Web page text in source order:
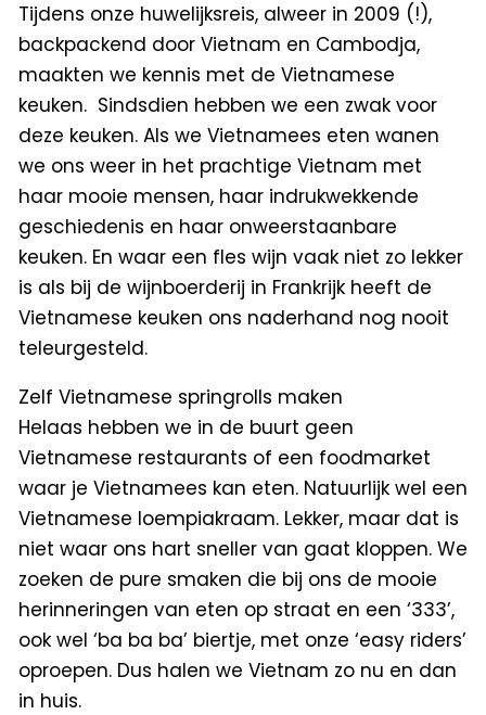
Tijdens onze huwelijksreis, alweer in 2009 (!),
backpackend door Vietnam en Cambodja,
maakten we kennis met de Vietnamese
keuken. Sindsdien hebben we een zwak voor
deze keuken. Als we Vietnamees eten wanen
we ons weer in het prachtige Vietnam met
haar mooie mensen, haar indrukwekkende
geschiedenis en haar onweerstaanbare
keuken. En waar een fles wijn vaak niet zo lekker
is als bij de wijnboerderij in Frankrijk heeft de
Vietnamese keuken ons naderhand nog nooit
teleurgesteld.
Zelf Vietnamese springrolls maken
Helaas hebben we in de buurt geen
Vietnamese restaurants of een foodmarket
waar je Vietnamees kan eten. Natuurlijk wel een
Vietnamese loempiakraam. Lekker, maar dat is
niet waar ons hart sneller van gaat kloppen. We
zoeken de pure smaken die bij ons de mooie
herinneringen van eten op straat en een ‘333’,
ook wel ‘ba ba ba’ biertje, met onze ‘easy riders’
oproepen. Dus halen we Vietnam zo nu en dan
in huis.